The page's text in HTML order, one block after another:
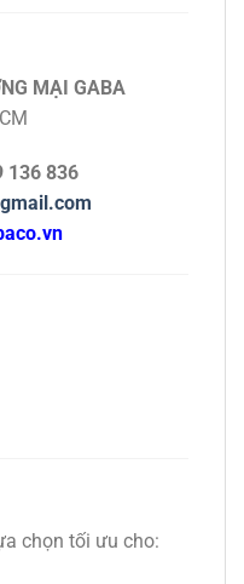
MẠI GABA
136 836
chọn tối ưu cho: